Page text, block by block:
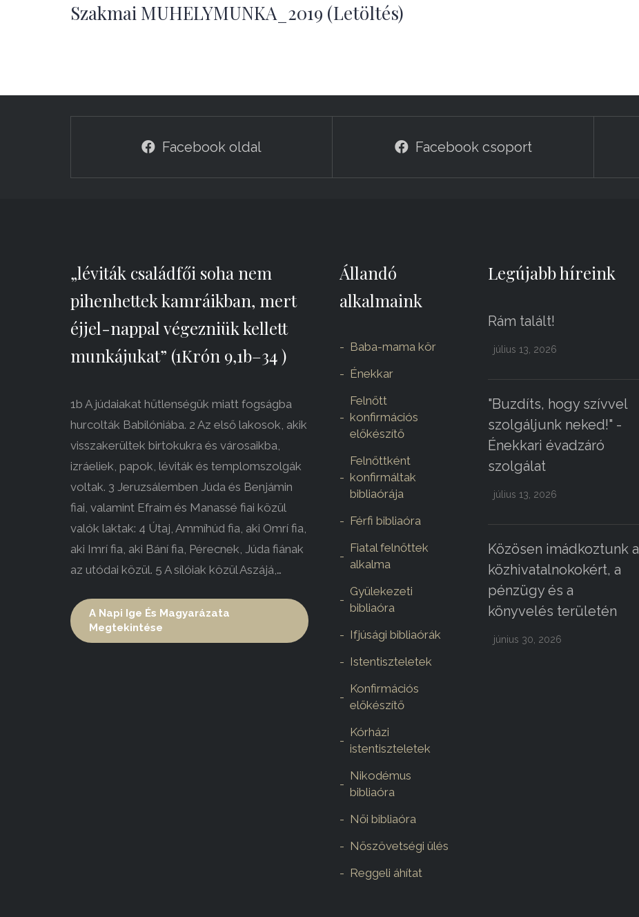
Szakmai MUHELYMUNKA_2019 (Letöltés)
Facebook oldal Facebook csoport
„léviták családfői soha nem
pihenhettek kamráikban, mert
éjjel-nappal végezniük kellett
munkájukat” (1Krón 9,1b–34 )
1b A júdaiakat hűtlenségük miatt fogságba
hurcolták Babilóniába. 2 Az első lakosok, akik
visszakerültek birtokukra és városaikba,
izráeliek, papok, léviták és templomszolgák
voltak. 3 Jeruzsálemben Júda és Benjámin
fiai, valamint Efraim és Manassé fiai közül
valók laktak: 4 Útaj, Ammíhúd fia, aki Omrí fia,
aki Imrí fia, aki Bání fia, Pérecnek, Júda fiának
az utódai közül. 5 A sílóiak közül Aszájá,…
A Napi Ige És Magyarázata
Megtekintése
Állandó
alkalmaink
Baba-mama kör
Énekkar
Felnőtt
konfirmációs
előkészítő
Felnőttként
konfirmáltak
bibliaórája
Férfi bibliaóra
Fiatal felnőttek
alkalma
Gyülekezeti
bibliaóra
Ifjúsági bibliaórák
Istentiszteletek
Konfirmációs
előkészítő
Kórházi
istentiszteletek
Nikodémus
bibliaóra
Női bibliaóra
Nőszövetségi ülés
Reggeli áhítat
Legújabb híreink
Rám talált!
július 13, 2026
"Buzdíts, hogy szívvel
szolgáljunk neked!" -
Énekkari évadzáró
szolgálat
július 13, 2026
Közösen imádkoztunk a
közhivatalnokokért, a
pénzügy és a
könyvelés területén
június 30, 2026